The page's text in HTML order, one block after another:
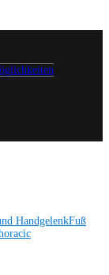
HandgelenkFuß